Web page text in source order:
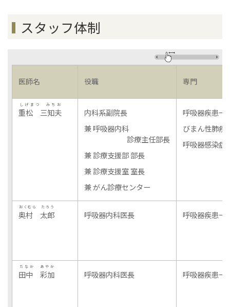
スタッフ体制
医師名 役職 専門
重松 三知夫
しげまつ みちお
内科系副院長
兼 呼吸器内科
診療主任部長
兼 診療支援部 部長
兼 診療支援室 室長
兼 がん診療センター
呼吸器疾患一
びまん性肺疾
呼吸器感染症
奥村 太郎
おくむら たろう
呼吸器内科医長 呼吸器疾患一
田中 彩加
たなか あやか
呼吸器内科医長 呼吸器疾患一